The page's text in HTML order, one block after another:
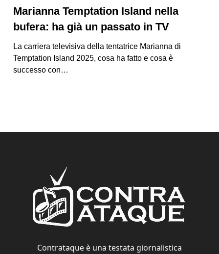
Marianna Temptation Island nella
bufera: ha già un passato in TV
La carriera televisiva della tentatrice Marianna di
Temptation Island 2025, cosa ha fatto e cosa è
successo con…
Contrataque è una testata giornalistica